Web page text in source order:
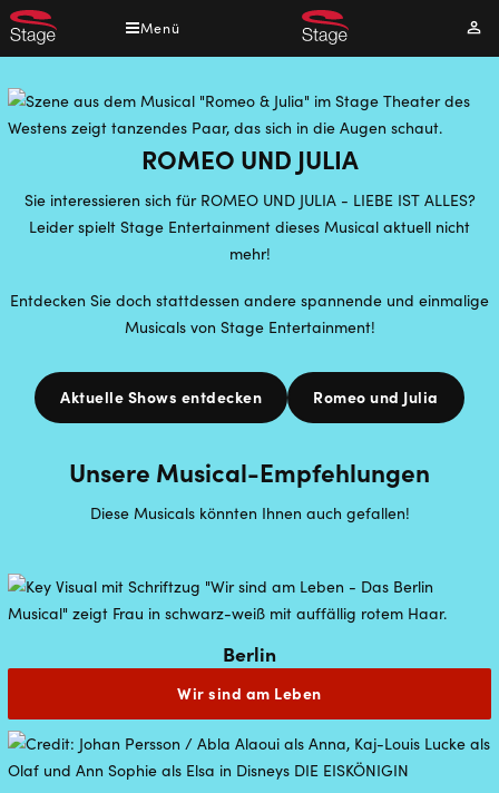
Direkt
zum
Menü
ROMEO UND JULIA
Sie interessieren sich für ROMEO UND JULIA - LIEBE IST ALLES?
Leider spielt Stage Entertainment dieses Musical aktuell nicht
mehr!
Entdecken Sie doch stattdessen andere spannende und einmalige
Musicals von Stage Entertainment!
Aktuelle Shows entdecken Romeo und Julia
Unsere Musical-Empfehlungen
Diese Musicals könnten Ihnen auch gefallen!
Berlin
Wir sind am Leben